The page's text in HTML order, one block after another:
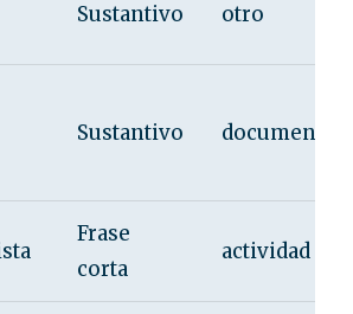
Sustantivo otro
Sustantivo
Frase
corta
actividad